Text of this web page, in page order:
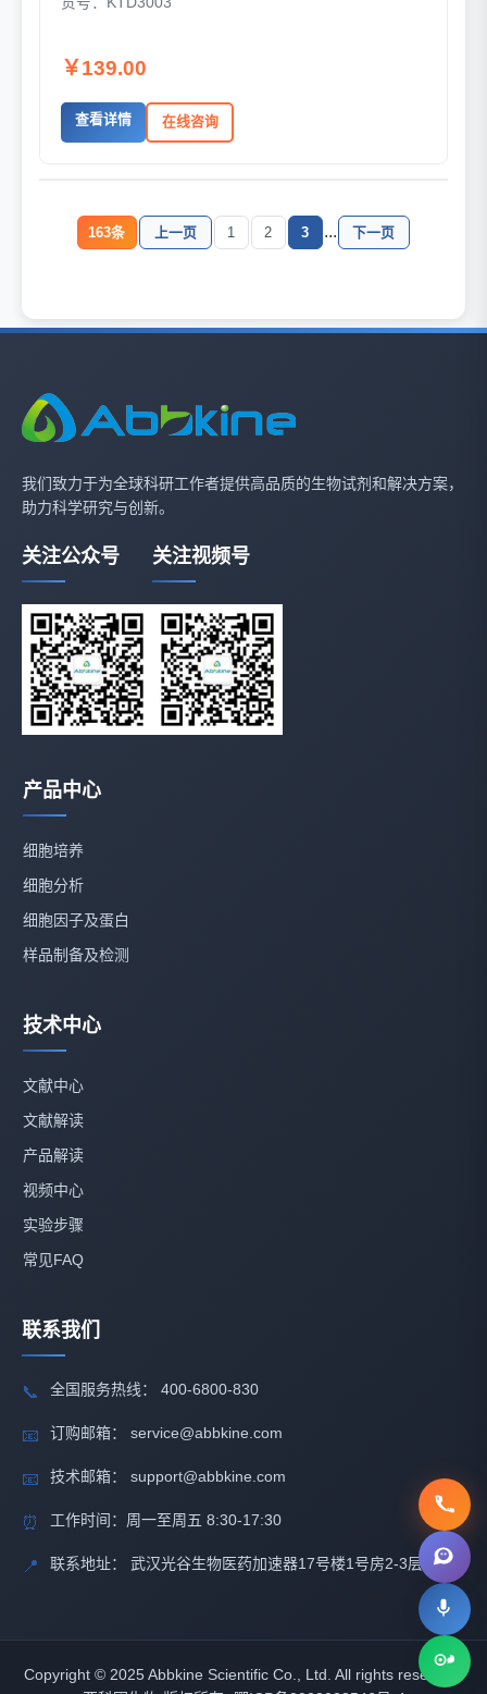
￥139.00
查看详情 在线咨询
163条 上一页 1 2 3 ... 下一页
我们致力于为全球科研工作者提供高品质的生物试剂和解决方案，
助力科学研究与创新。
关注公众号 关注视频号
产品中心
细胞培养
细胞分析
细胞因子及蛋白
样品制备及检测
技术中心
文献中心
文献解读
产品解读
视频中心
实验步骤
常见FAQ
联系我们
📞 全国服务热线： 400-6800-830
📧 订购邮箱： service@abbkine.com
📧 技术邮箱： support@abbkine.com
⏰ 工作时间：周一至周五 8:30-17:30
📍 联系地址： 武汉光谷生物医药加速器17号楼1号房2-3层
Copyright © 2025 Abbkine Scientific Co., Ltd. All rights reserved.